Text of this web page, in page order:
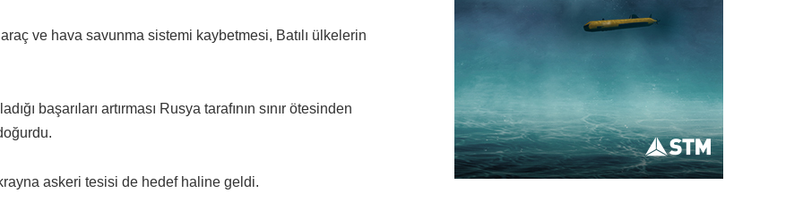
ve hava savunma sistemi kaybetmesi, Batılı ülkelerin
başarıları artırması Rusya tarafının sınır ötesinden
askeri tesisi de hedef haline geldi.